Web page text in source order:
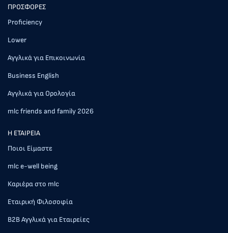
ΠΡΟΣΦΟΡΕΣ
Proficiency
Lower
Αγγλικά για Επικοινωνία
Business English
Αγγλικά για Ορολογία
mlc friends and family 2026
Η ΕΤΑΙΡΕΙΑ
Ποιοι Είμαστε
mlc e-well being
Καριέρα στο mlc
Εταιρική Φιλοσοφία
Β2Β Αγγλικά για Εταιρείες